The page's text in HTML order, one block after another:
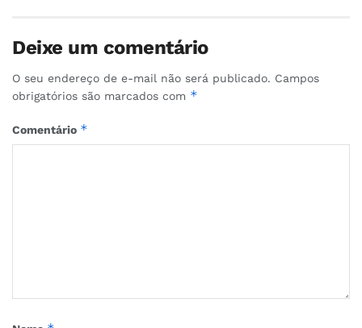
Deixe um comentário
O seu endereço de e-mail não será publicado. Campos
obrigatórios são marcados com *
Comentário *